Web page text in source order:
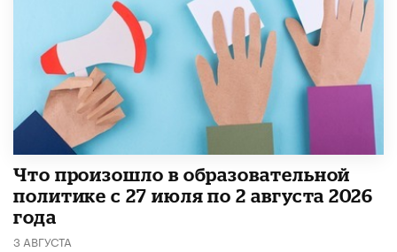
​Что произошло в образовательной
политике с 27 июля по 2 августа 2026
года
3 АВГУСТА